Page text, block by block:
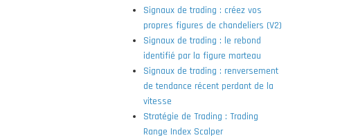
Signaux de trading : créez vos
propres figures de chandeliers (V2)
Signaux de trading : le rebond
identifié par la figure marteau
Signaux de trading : renversement
de tendance récent perdant de la
vitesse
Stratégie de Trading : Trading
Range Index Scalper